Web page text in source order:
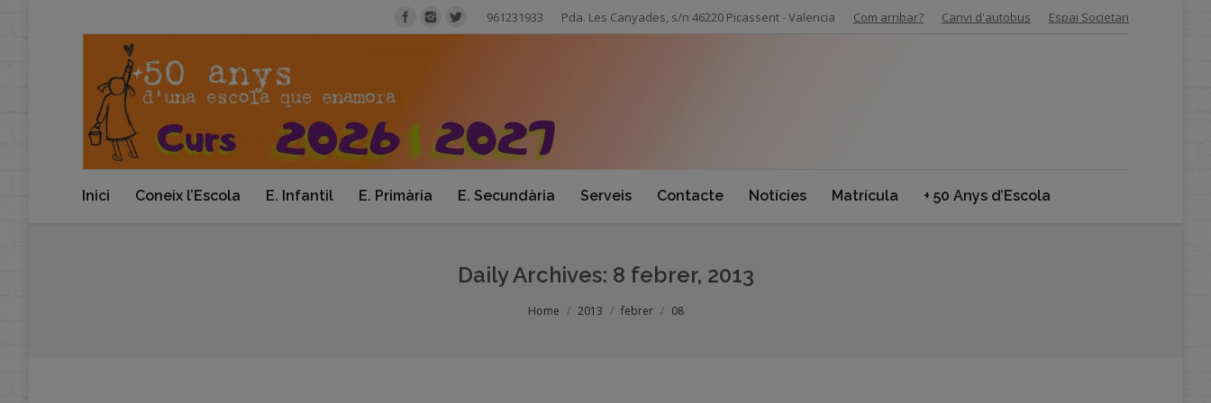
961231933 Pda. Les Canyades, s/n 46220 Picassent - Valencia Com arribar? Canvi d'autobus Espai Societari
Inici Coneix l’Escola E. Infantil E. Primària E. Secundària Serveis Contacte Notícies Matrícula + 50 Anys d’Escola
Daily Archives: 8 febrer, 2013
Home 2013 febrer 08